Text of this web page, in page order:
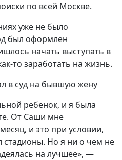
по всей Москве.
уже не было
был оформлен
начать выступать в
то заработать на жизнь.
в суд на бывшую жену
ребенок, и я была
От Саши мне
и это при условии,
стадионы. Но я ни о чем не
на лучшее», —